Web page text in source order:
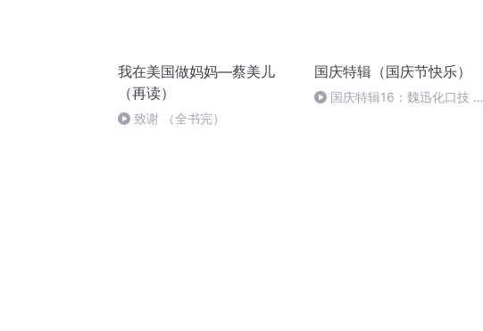
我在美国做妈妈—蔡美儿
（再读）
致谢 （全书完）
国庆特辑（国庆节快乐）
国庆特辑16：魏迅化口技 二